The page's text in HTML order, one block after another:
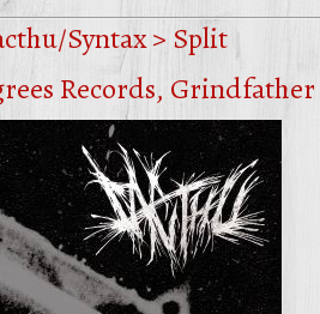
Syntax > Split
Records,